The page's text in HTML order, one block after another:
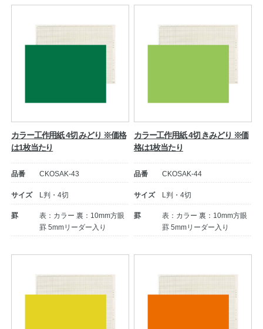
カラー工作用紙 4切 みどり ※価格
は1枚当たり
品番 CKOSAK-43
サイズ L判・4切
罫
表：カラー 裏：10mm方眼
罫 5mmリーダー入り
カラー工作用紙 4切 きみどり ※価
格は1枚当たり
品番 CKOSAK-44
サイズ L判・4切
罫
表：カラー 裏：10mm方眼
罫 5mmリーダー入り